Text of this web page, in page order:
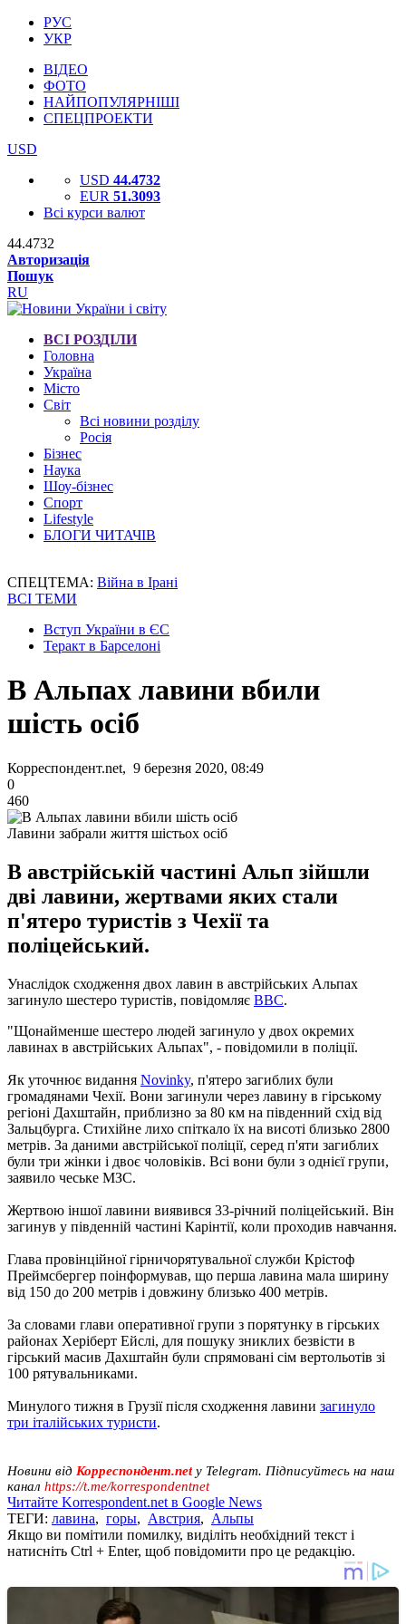
РУС
УКР
ВІДЕО
ФОТО
НАЙПОПУЛЯРНІШІ
СПЕЦПРОЕКТИ
USD
USD 44.4732
EUR 51.3093
Всі курси валют
44.4732
Авторизація
Пошук
RU
ВСІ РОЗДІЛИ
Головна
Україна
Місто
Світ
Всі новини розділу
Росія
Бізнес
Наука
Шоу-бізнес
Спорт
Lifestyle
БЛОГИ ЧИТАЧІВ
СПЕЦТЕМА: Війна в Ірані
ВСІ ТЕМИ
Вступ України в ЄС
Теракт в Барселоні
В Альпах лавини вбили
шість осіб
Корреспондент.net, 9 березня 2020, 08:49
0
460
Лавини забрали життя шістьох осіб
В австрійській частині Альп зійшли
дві лавини, жертвами яких стали
п'ятеро туристів з Чехії та
поліцейський.
Унаслідок сходження двох лавин в австрійських Альпах
загинуло шестеро туристів, повідомляє BBC.
"Щонайменше шестеро людей загинуло у двох окремих
лавинах в австрійських Альпах", - повідомили в поліції.
Як уточнює видання Novinky, п'ятеро загиблих були
громадянами Чехії. Вони загинули через лавину в гірському
регіоні Дахштайн, приблизно за 80 км на південний схід від
Зальцбурга. Стихійне лихо спіткало їх на висоті близько 2800
метрів. За даними австрійської поліції, серед п'яти загиблих
були три жінки і двоє чоловіків. Всі вони були з однієї групи,
заявило чеське МЗС.
Жертвою іншої лавини виявився 33-річний поліцейський. Він
загинув у південній частині Карінтії, коли проходив навчання.
Глава провінційної гірничорятувальної служби Крістоф
Преймсбергер поінформував, що перша лавина мала ширину
від 150 до 200 метрів і довжину близько 400 метрів.
За словами глави оперативної групи з порятунку в гірських
районах Херіберт Ейслі, для пошуку зниклих безвісти в
гірський масив Дахштайн були спрямовані сім вертольотів зі
100 рятувальниками.
Минулого тижня в Грузії після сходження лавини загинуло
три італійських туристи.
Новини від Корреспондент.net у Telegram. Підписуйтесь на наш
канал https://t.me/korrespondentnet
Читайте Korrespondent.net в Google News
ТЕГИ: лавина, горы, Австрия, Альпы
Якщо ви помітили помилку, виділіть необхідний текст і
натисніть Ctrl + Enter, щоб повідомити про це редакцію.